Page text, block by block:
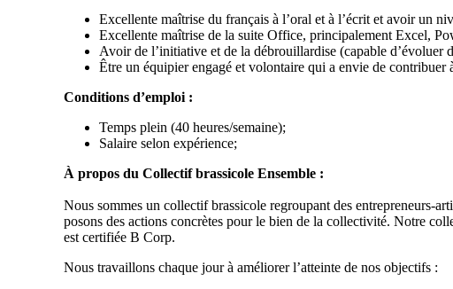
Excellente maîtrise du français à l’oral et à l’écrit et avoir un
Excellente maîtrise de la suite Office, principalement Excel,
Avoir de l’initiative et de la débrouillardise (capable d’évoluer
Être un équipier engagé et volontaire qui a envie de
Conditions d’emploi :
Temps plein (40 heures/semaine);
Salaire selon expérience;
À propos du Collectif brassicole Ensemble :
Nous sommes un collectif brassicole regroupant des entrepreneurs-
posons des actions concrètes pour le bien de la collectivité. Notre
est certifiée B Corp.
Nous travaillons chaque jour à améliorer l’atteinte de nos objectifs :